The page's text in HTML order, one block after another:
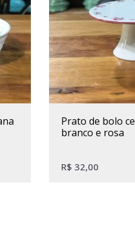
prato de bolo ceramica flores
branco e rosa
R$ 32,00